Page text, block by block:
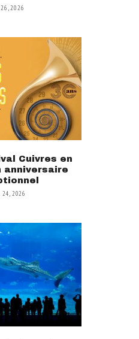
2026
Cuivres en
anniversaire
24, 2026